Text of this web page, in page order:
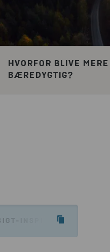
HVORFOR BLIVE MERE
BÆREDYGTIG?
INSPIRATION/